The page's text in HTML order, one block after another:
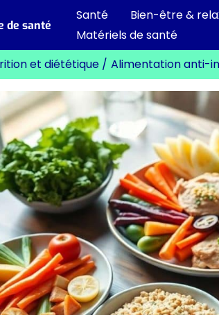
de santé
Santé Bien-être &
Matériels de santé
et diététique Alimentation anti-